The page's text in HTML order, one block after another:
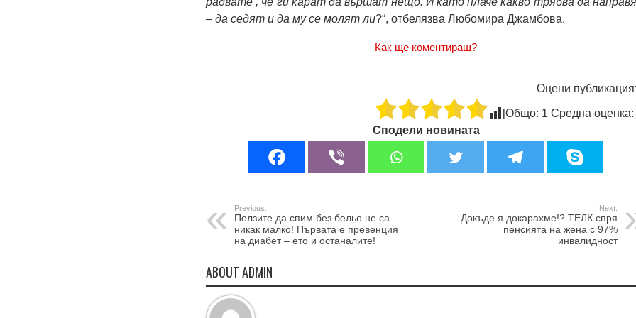
– да седят и да му се молят ли?“, отбелязва Любомира Джамбова.
Как ще коментираш?
Оцени
[Общо: 1 Средна оценка:
Сподели новината
Previous:
Ползите да спим без бельо не са
никак малко! Първата е превенция
на диабет – ето и останалите!
Next:
Докъде я докарахме!? ТЕЛК спря
пенсията на жена с 97%
инвалидност
ABOUT ADMIN